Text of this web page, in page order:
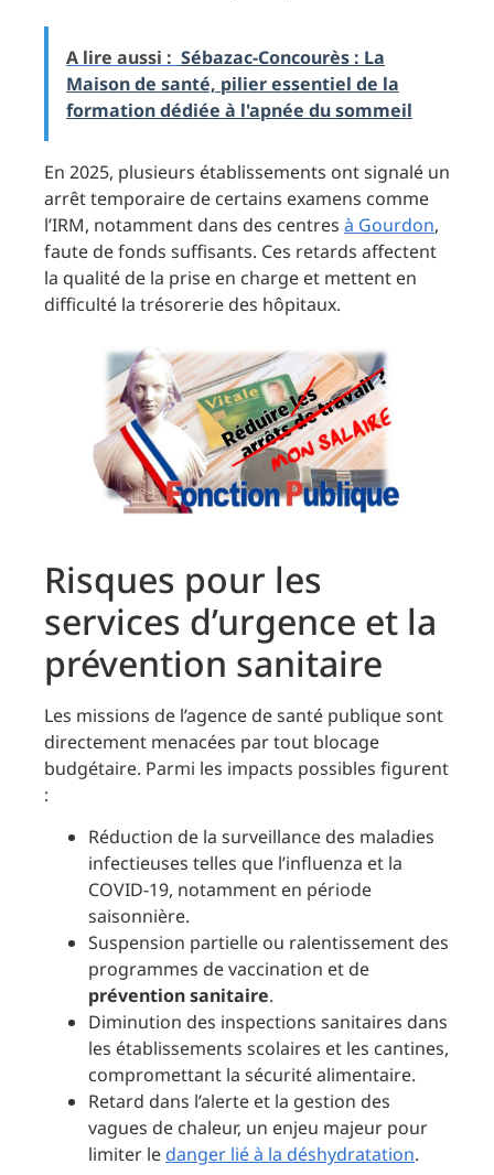
A lire aussi : Sébazac-Concourès : La
Maison de santé, pilier essentiel de la
formation dédiée à l'apnée du sommeil
En 2025, plusieurs établissements ont signalé un
arrêt temporaire de certains examens comme
l’IRM, notamment dans des centres à Gourdon,
faute de fonds suffisants. Ces retards affectent
la qualité de la prise en charge et mettent en
difficulté la trésorerie des hôpitaux.
Risques pour les
services d’urgence et la
prévention sanitaire
Les missions de l’agence de santé publique sont
directement menacées par tout blocage
budgétaire. Parmi les impacts possibles figurent
:
Réduction de la surveillance des maladies
infectieuses telles que l’influenza et la
COVID-19, notamment en période
saisonnière.
Suspension partielle ou ralentissement des
programmes de vaccination et de
prévention sanitaire.
Diminution des inspections sanitaires dans
les établissements scolaires et les cantines,
compromettant la sécurité alimentaire.
Retard dans l’alerte et la gestion des
vagues de chaleur, un enjeu majeur pour
limiter le danger lié à la déshydratation.